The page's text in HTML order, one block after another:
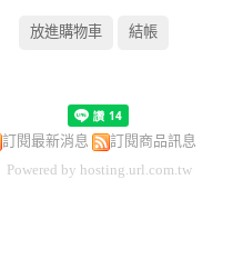
訂閱最新消息
訂閱商品訊息
Powered by hosting.url.com.tw